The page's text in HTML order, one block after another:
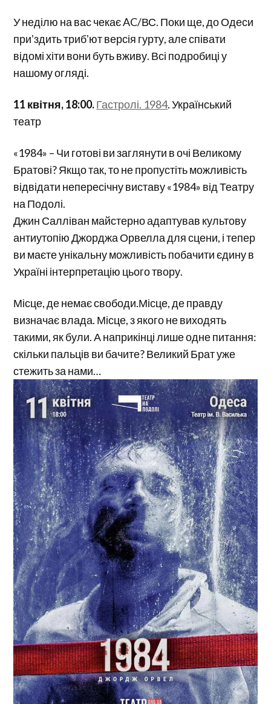
У неділю на вас чекає AC/ВС. Поки ще, до Одеси
приʼздить трибʼют версія гурту, але співати
відомі хіти вони буть вживу. Всі подробиці у
нашому огляді.
11 квітня, 18:00.Гастролі. 1984. Український
театр
«1984» – Чи готові ви заглянути в очі Великому
Братові? Якщо так, то не пропустіть можливість
відвідати непересічну виставу «1984» від Театру
на Подолі.
Джин Салліван майстерно адаптував культову
антиутопію Джорджа Орвелла для сцени, і тепер
ви маєте унікальну можливість побачити єдину в
Україні інтерпретацію цього твору.
Місце, де немає свободи.Місце, де правду
визначає влада. Місце, з якого не виходять
такими, як були. А наприкінці лише одне питання:
скільки пальців ви бачите? Великий Брат уже
стежить за нами…